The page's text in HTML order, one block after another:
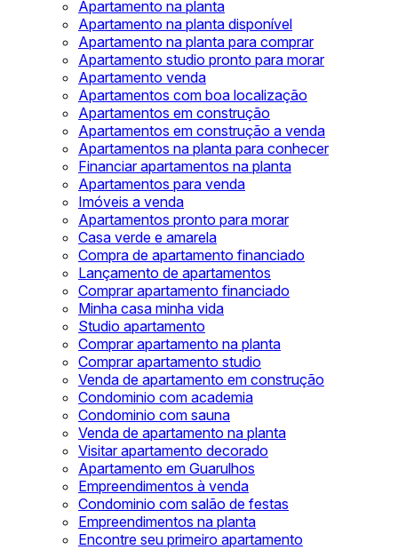
Apartamento na planta
Apartamento na planta disponível
Apartamento na planta para comprar
Apartamento studio pronto para morar
Apartamento venda
Apartamentos com boa localização
Apartamentos em construção
Apartamentos em construção a venda
Apartamentos na planta para conhecer
Financiar apartamentos na planta
Apartamentos para venda
Imóveis a venda
Apartamentos pronto para morar
Casa verde e amarela
Compra de apartamento financiado
Lançamento de apartamentos
Comprar apartamento financiado
Minha casa minha vida
Studio apartamento
Comprar apartamento na planta
Comprar apartamento studio
Venda de apartamento em construção
Condominio com academia
Condominio com sauna
Venda de apartamento na planta
Visitar apartamento decorado
Apartamento em Guarulhos
Empreendimentos à venda
Condominio com salão de festas
Empreendimentos na planta
Encontre seu primeiro apartamento